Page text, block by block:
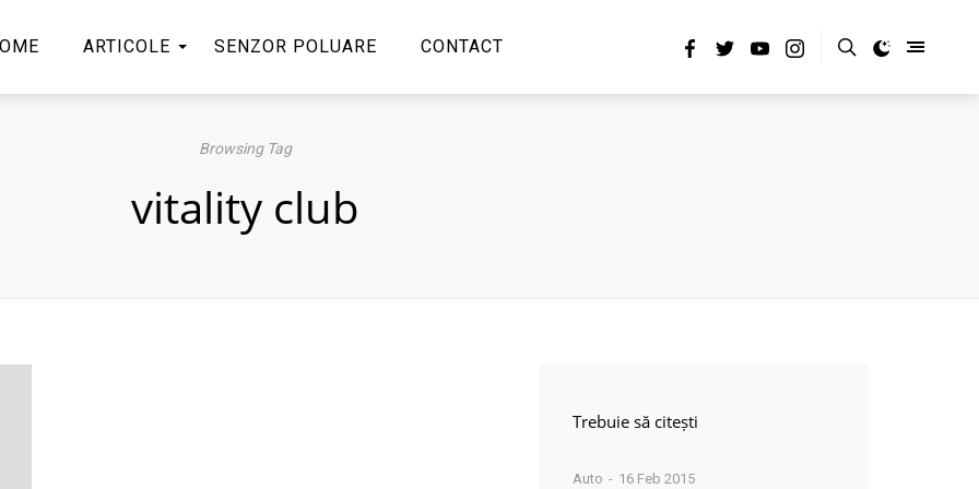
ARTICOLE SENZOR POLUARE CONTACT
Browsing Tag
vitality club
Trebuie să citești
Auto 16 Feb 2015